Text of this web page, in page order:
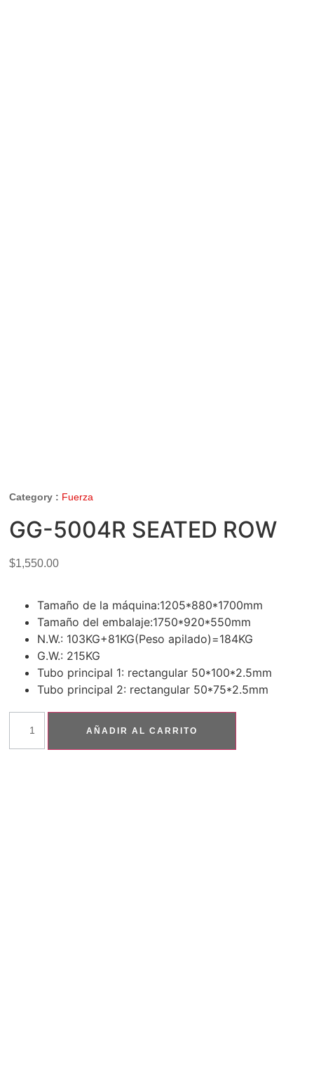
Category : Fuerza
GG-5004R SEATED ROW
$1,550.00
Tamaño de la máquina:1205*880*1700mm
Tamaño del embalaje:1750*920*550mm
N.W.: 103KG+81KG(Peso apilado)=184KG
G.W.: 215KG
Tubo principal 1: rectangular 50*100*2.5mm
Tubo principal 2: rectangular 50*75*2.5mm
AÑADIR AL CARRITO